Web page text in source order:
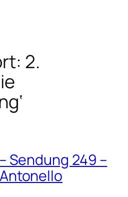
2.
Sendung 249 –